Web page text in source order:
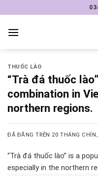
đến
nội
THUỐC LÀO
“Trà đá thuốc
combination in
northern regions.
ĐÃ ĐĂNG TRÊN 20 THÁNG
“Trà đá thuốc lào” is a
especially in the northern